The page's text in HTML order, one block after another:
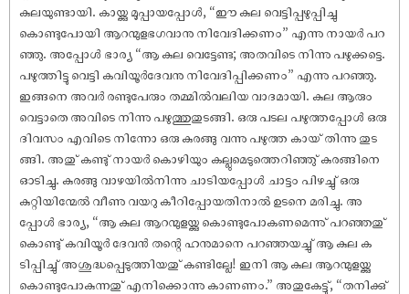
കുലയുണ്ടായി. കായ്ക്കു മൂപ്പായപ്പോൾ, “ഈ കുല വെട്ടിപ്പഴുപ്പിച്ചു
കൊണ്ടുപോയി ആറന്മുളഭഗവാനു നിവേദിക്കണം” എന്നു നായർ പറ
ഞ്ഞു. അപ്പോൾ ഭാര്യ “ആ കുല വെട്ടേണ്ട; അതവിടെ നിന്നു പഴുക്കട്ടെ.
പഴുത്തിട്ടു വെട്ടി കവിയൂർദേവനു നിവേദിപ്പിക്കണം” എന്നു പറഞ്ഞു.
ഇങ്ങനെ അവർ രണ്ടുപേരും തമ്മിൽവലിയ വാദമായി. കുല ആരും
വെട്ടാതെ അവിടെ നിന്നു പഴുത്തുതുടങ്ങി. ഒരു പടല പഴുത്തപ്പോൾ ഒരു
ദിവസം എവിടെ നിന്നോ ഒരു കുരങ്ങു വന്നു പഴുത്ത കായ് തിന്നു തുട
ങ്ങി. അതു് കണ്ടു് നായർ കൊഴിയും കല്ലുമെടുത്തെറിഞ്ഞു് കുരങ്ങിനെ
ഓടിച്ചു. കുരങ്ങു വാഴയിൽനിന്നു ചാടിയപ്പോൾ ചാട്ടം പിഴച്ചു് ഒരു
കുറ്റിയിന്മേൽ വീണു വയറു കീറിപ്പോയതിനാൽ ഉടനെ മരിച്ചു. അ
പ്പോൾ ഭാര്യ, “ആ കുല ആറന്മുളയ്ക്കു കൊണ്ടുപോകണമെന്നു് പറഞ്ഞതു്
കൊണ്ടു് കവിയൂർ ദേവൻ തന്റെ ഹനുമാനെ പറഞ്ഞയച്ചു് ആ കുല ക
ടിപ്പിച്ചു് അശുദ്ധപ്പെടുത്തിയതു് കണ്ടില്ലേ! ഇനി ആ കുല ആറന്മുളയ്ക്കു
കൊണ്ടുപോകുന്നതു് എനിക്കൊന്നു കാണണം.” അതുകേട്ടു്, “തനിക്കു്